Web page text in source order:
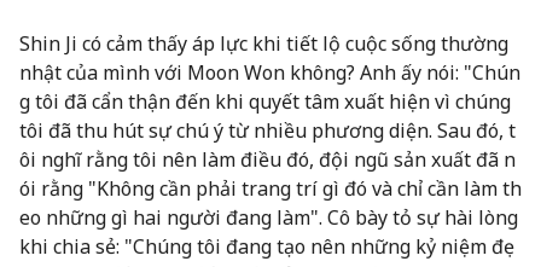
Shin Ji có cảm thấy áp lực khi tiết lộ cuộc sống thường
nhật của mình với Moon Won không? Anh ấy nói: "Chún
g tôi đã cẩn thận đến khi quyết tâm xuất hiện vì chúng
tôi đã thu hút sự chú ý từ nhiều phương diện. Sau đó, t
ôi nghĩ rằng tôi nên làm điều đó, đội ngũ sản xuất đã n
ói rằng "Không cần phải trang trí gì đó và chỉ cần làm th
eo những gì hai người đang làm". Cô bày tỏ sự hài lòng
khi chia sẻ: "Chúng tôi đang tạo nên những kỷ niệm đẹ